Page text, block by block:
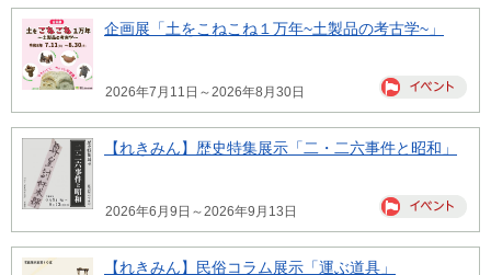
企画展「土をこねこね１万年~土製品の考古学~」
2026年7月11日～2026年8月30日
【れきみん】歴史特集展示「二・二六事件と昭和」
2026年6月9日～2026年9月13日
【れきみん】民俗コラム展示「運ぶ道具」